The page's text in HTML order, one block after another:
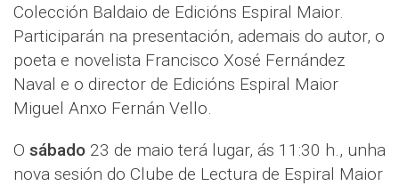
Colección Baldaio de Edicións Espiral Maior.
Participarán na presentación, ademais do autor, o
poeta e novelista Francisco Xosé Fernández
Naval e o director de Edicións Espiral Maior
Miguel Anxo Fernán Vello.
O sábado 23 de maio terá lugar, ás 11:30 h., unha
nova sesión do Clube de Lectura de Espiral Maior